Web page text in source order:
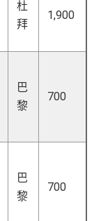
杜
拜
1,900
巴
黎
700
巴
黎
700